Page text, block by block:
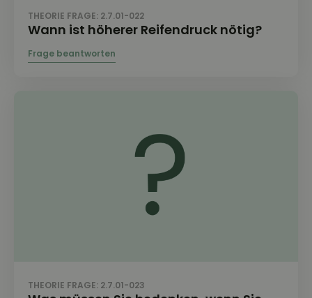
THEORIE FRAGE: 2.7.01-022
Wann ist höherer Reifendruck nötig?
THEORIE FRAGE: 2.7.01-023